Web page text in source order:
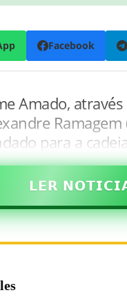
Facebook
Amado,
Ramagem
para a
𝗟𝗘𝗥